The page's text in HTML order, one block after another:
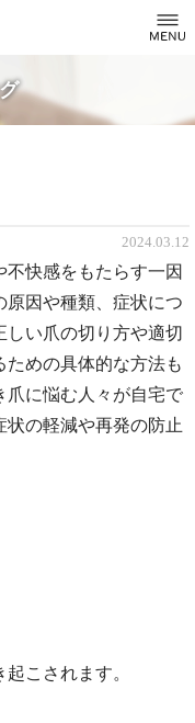
2024.03.12
快感をもたらす一因
原因や種類、症状につ
い爪の切り方や適切
めの具体的な方法も
爪に悩む人々が自宅で
の軽減や再発の防止
こされます。